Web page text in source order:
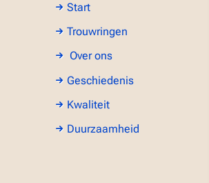
Start
Trouwringen
Over ons
Geschiedenis
Kwaliteit
Duurzaamheid